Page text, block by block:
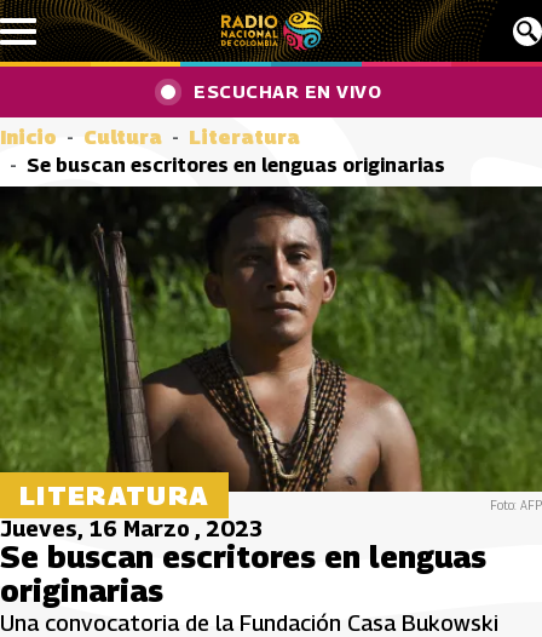
Pasar al contenido principal
ESCUCHAR EN VIVO
Inicio Cultura
Literatura
Se buscan escritores en lenguas originarias
LITERATURA Foto: AFP
Jueves, 16 Marzo , 2023
Se buscan escritores en lenguas
originarias
Una convocatoria de la Fundación Casa Bukowski